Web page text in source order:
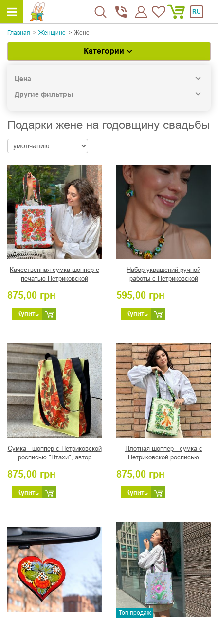
RU
Главная Женщине Жене
Категории
Цена
Другие фильтры
Подарки жене на годовщину свадьбы
Качественная сумка-шоппер с
печатью Петриковской
Н.И.
875,00 грн
Купить
Набор украшений ручной
работы с Петриковской
595,00 грн
Купить
Сумка - шоппер с Петриковской
росписью "Птахи", автор
875,00 грн
Купить
Плотная шоппер - сумка с
Петриковской росписью
875,00 грн
Купить
Топ продаж